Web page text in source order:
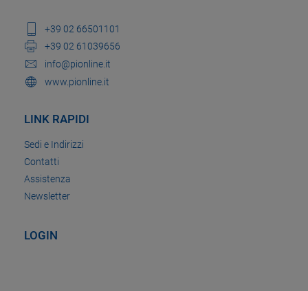
+39 02 66501101
+39 02 61039656
info@pionline.it
www.pionline.it
LINK RAPIDI
Sedi e Indirizzi
Contatti
Assistenza
Newsletter
LOGIN